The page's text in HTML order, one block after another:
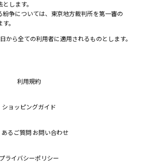
します。
紛争については、東京地方裁判所を第一審の
。
から全ての利用者に適用されるものとします。
利用規約
ショッピングガイド
あるご質問 お問い合わせ
プライバシーポリシー